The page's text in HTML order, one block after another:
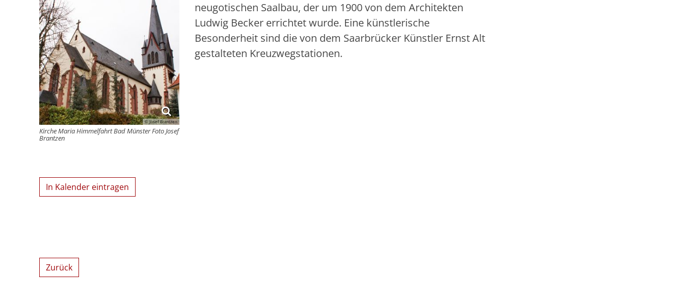
© Josef Brantzen
Kirche Maria Himmelfahrt Bad Münster Foto Josef
Brantzen
neugotischen Saalbau, der um 1900 von dem Architekten
Ludwig Becker errichtet wurde. Eine künstlerische
Besonderheit sind die von dem Saarbrücker Künstler Ernst Alt
gestalteten Kreuzwegstationen.
In Kalender eintragen
Zurück